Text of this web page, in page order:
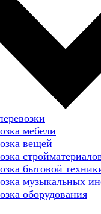
мебели
вещей
бытовой
музыкальных
оборудования